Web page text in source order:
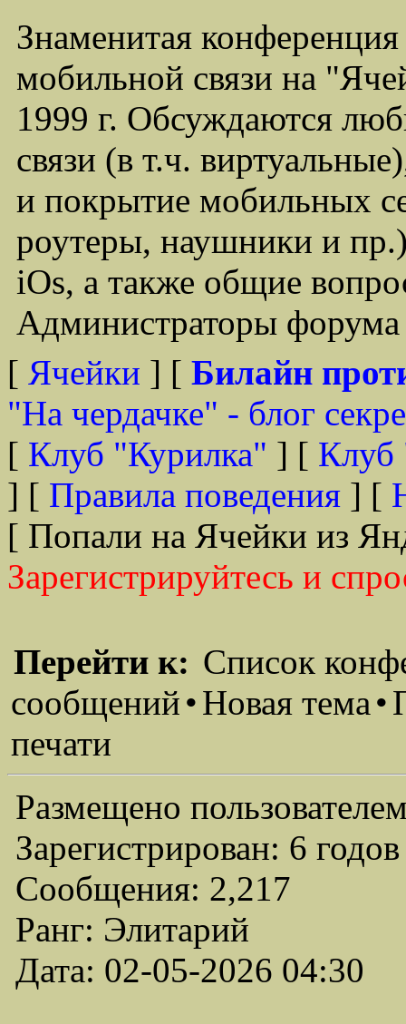
Знаменитая
мобильной связи на
1999 г. Обсуждаются
связи (в т.ч.
и покрытие мобильных
роутеры, наушники и
iOs, а также общие
Администраторы
[ Ячейки ] [ Билайн
"На чердачке" - блог
[ Клуб "Курилка" ] [ Клуб
] [ Правила поведения ] [
[ Попали на Ячейки из
Зарегистрируйтесь и
Перейти к: Список
сообщений•Новая тема•
печати
Размещено
Зарегистрирован: 6
Сообщения: 2,217
Ранг: Элитарий
Дата: 02-05-2026 04:30